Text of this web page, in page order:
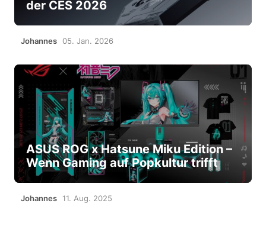
der CES 2026
Johannes 05. Jan. 2026
ASUS ROG x Hatsune Miku Edition –
Wenn Gaming auf Popkultur trifft
Johannes 11. Aug. 2025